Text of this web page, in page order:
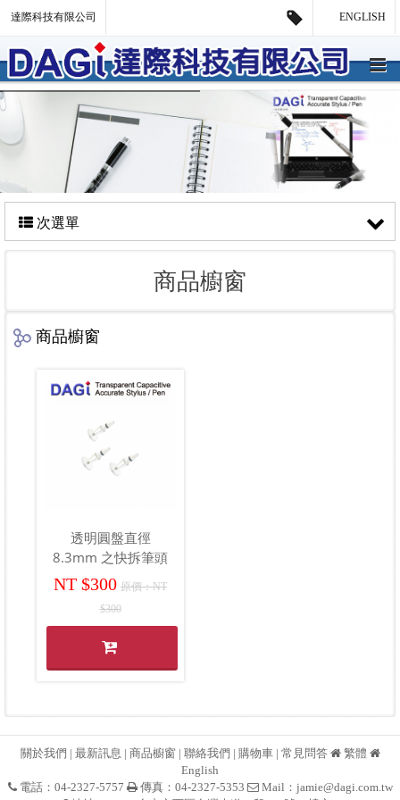
ENGLISH
達際科技有限公司
次選單
商品櫥窗
商品櫥窗
透明圓盤直徑
8.3mm 之快拆筆頭
NT $300 原價：NT
$300
關於我們 | 最新訊息 | 商品櫥窗| 聯絡我們 | 購物車| 常見問答
繁體
English
電話：04-2327-5757
傳真：04-2327-5353 Mail： jamie@dagi.com.tw